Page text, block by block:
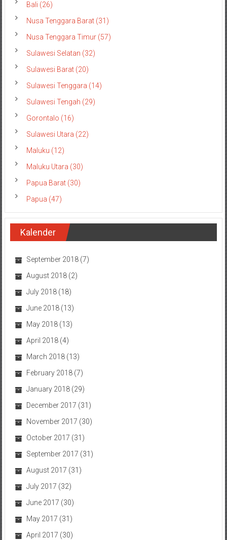
Bali (26)
Nusa Tenggara Barat (31)
Nusa Tenggara Timur (57)
Sulawesi Selatan (32)
Sulawesi Barat (20)
Sulawesi Tenggara (14)
Sulawesi Tengah (29)
Gorontalo (16)
Sulawesi Utara (22)
Maluku (12)
Maluku Utara (30)
Papua Barat (30)
Papua (47)
Kalender
September 2018(7)
August 2018(2)
July 2018(18)
June 2018(13)
May 2018(13)
April 2018(4)
March 2018(13)
February 2018(7)
January 2018(29)
December 2017 (31)
November 2017 (30)
October 2017 (31)
September 2017 (31)
August 2017 (31)
July 2017 (32)
June 2017 (30)
May 2017 (31)
April 2017 (30)